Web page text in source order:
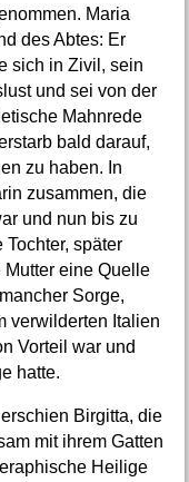
Maria
des Abtes: Er
sich in Zivil, sein
und sei von der
Mahnrede
bald darauf,
zu haben. In
zusammen, die
und nun bis zu
später
eine Quelle
Sorge,
verwilderten Italien
Vorteil war und
hatte.
Birgitta, die
mit ihrem Gatten
Heilige